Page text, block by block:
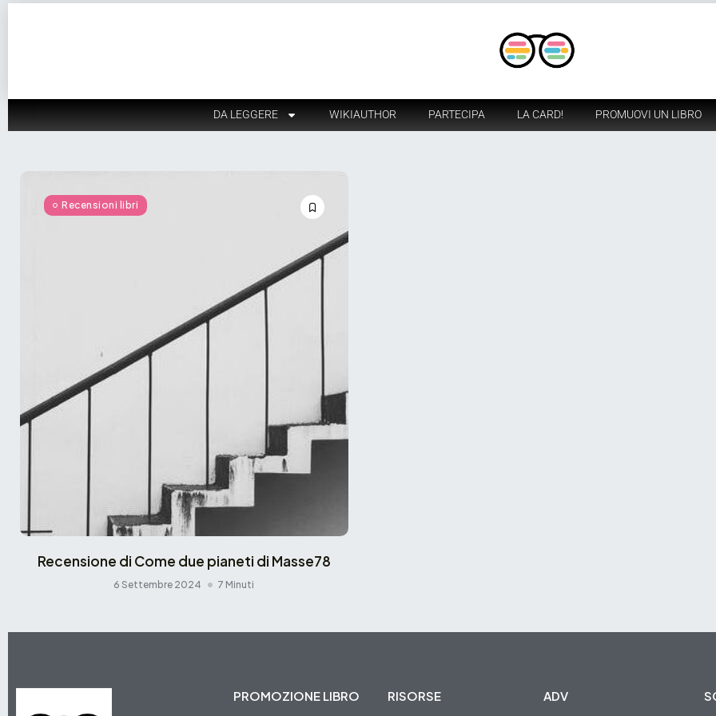
DA LEGGERE WIKIAUTHOR PARTECIPA LA CARD! PROMUOVI UN LIBRO
Recensioni libri
Recensione di Come due pianeti di Masse78
6 Settembre 2024 7 Minuti
PROMOZIONE LIBRO RISORSE ADV